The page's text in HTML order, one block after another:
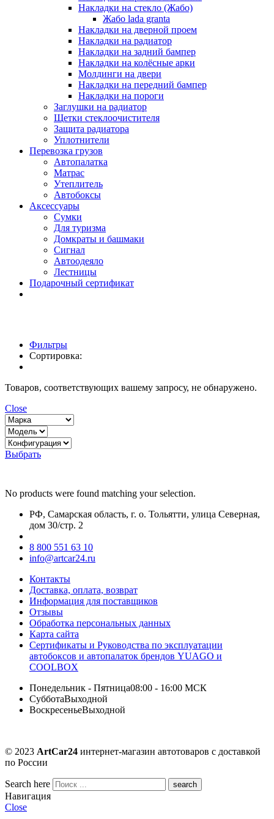
Накладки на стекло (Жабо)
Жабо lada granta
Накладки на дверной проем
Накладки на радиатор
Накладки на задний бампер
Накладки на колёсные арки
Молдинги на двери
Накладки на передний бампер
Накладки на пороги
Заглушки на радиатор
Щетки стеклоочистителя
Защита радиатора
Уплотнители
Перевозка грузов
Автопалатка
Матрас
Утеплитель
Автобоксы
Аксессуары
Сумки
Для туризма
Домкраты и башмаки
Сигнал
Автоодеяло
Лестницы
Подарочный сертификат
Фильтры
Сортировка:
Товаров, соответствующих вашему запросу, не обнаружено.
Close
Выбрать
No products were found matching your selection.
РФ, Самарская область, г. о. Тольятти, улица Северная,
дом 30/стр. 2
8 800 551 63 10
info@artcar24.ru
Контакты
Доставка, оплата, возврат
Информация для поставщиков
Отзывы
Обработка персональных данных
Карта сайта
Сертификаты и Руководства по эксплуатации
автобоксов и автопалаток брендов YUAGO и
COOLBOX
Понедельник - Пятница08:00 - 16:00 МСК
СубботаВыходной
ВоскресеньеВыходной
© 2023 ArtCar24 интернет-магазин автотоваров с доставкой
по России
Search here
Навигация
Close